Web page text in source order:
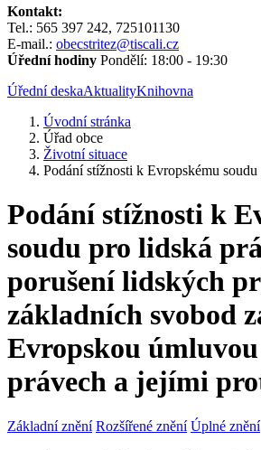
Kontakt:
Tel.: 565 397 242, 725101130
E-mail.: obecstritez@tiscali.cz
Úřední hodiny Pondělí: 18:00 - 19:30
Úřední deskaAktualityKnihovna
Úvodní stránka
Úřad obce
Životní situace
Podání stížnosti k Evropskému soudu
Podání stížnosti k
soudu pro lidská
porušení lidských
základních svobod
Evropskou
právech a jejími
Základní znění Rozšířené znění Úplné znění